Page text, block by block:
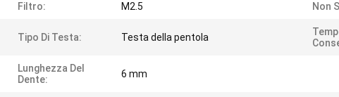
Filtro: M2.5 Non
Tipo Di Testa: Testa della pentola
Lunghezza Del
Dente:
6 mm